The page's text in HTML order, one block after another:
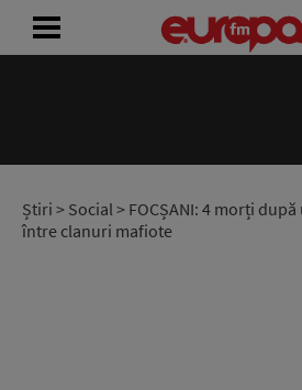
Știri > Social> FOCȘANI: 4 morți
între clanuri mafiote
RADIO